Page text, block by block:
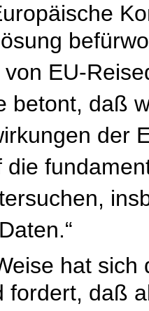
EU-
betont, daß
der
die
hat
fordert, daß